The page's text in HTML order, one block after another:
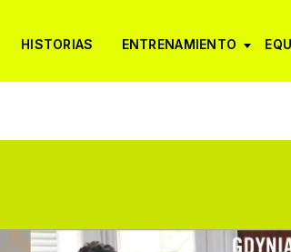
HISTORIAS ENTRENAMIENTO